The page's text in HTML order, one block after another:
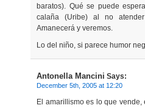
baratos). Qué se puede
calaña (Uribe) al no
Amanecerá y veremos.
Lo del niño, si parece humor
Antonella Mancini Says:
December 5th, 2005 at 12:20
El amarillismo es lo que